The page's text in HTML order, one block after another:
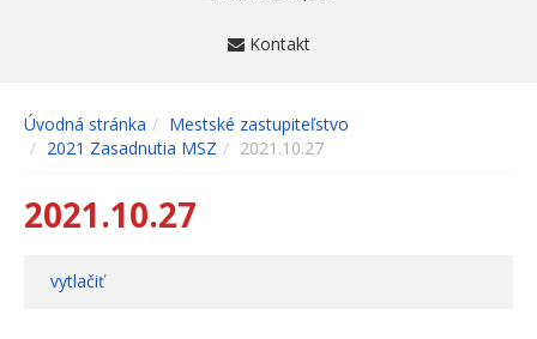
Kontakt
Úvodná stránka
Mestské zastupiteľstvo
2021 Zasadnutia MSZ
2021.10.27
2021.10.27
vytlačiť